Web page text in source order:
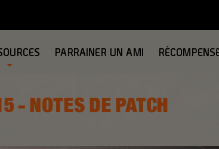
PARRAINER UN AMI
- NOTES DE PATCH